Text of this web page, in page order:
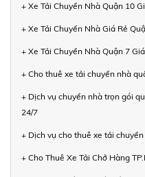
+ Xe Tải Chuyển Nhà Quận 10
+ Xe Tải Chuyển Nhà Giá Rẻ
+ Xe Tải Chuyển Nhà Quận 7
+ Cho thuê xe tải chuyển nhà
+ Dịch vụ chuyển nhà trọn gói
24/7
+ Dịch vụ cho thuê xe tải
+ Cho Thuê Xe Tải Chở Hàng